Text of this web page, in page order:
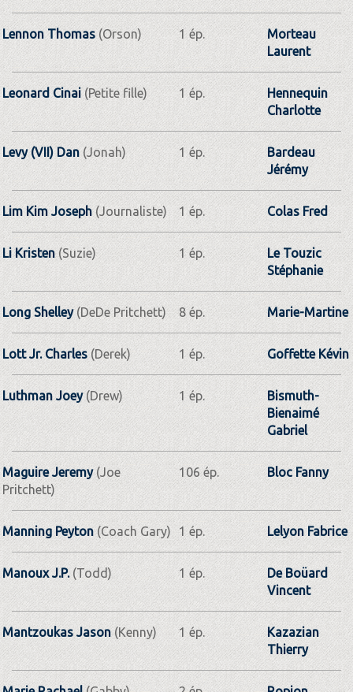
Lennon Thomas(Orson) 1 ép.
Morteau
Laurent
Leonard Cinai(Petite fille) 1 ép.
Hennequin
Charlotte
Levy (VII) Dan (Jonah) 1 ép.
Bardeau
Jérémy
Lim Kim Joseph(Journaliste) 1 ép. Colas Fred
Li Kristen(Suzie) 1 ép.
Le Touzic
Stéphanie
Long Shelley(DeDe Pritchett) 8 ép. Marie-Martine
Lott Jr. Charles (Derek) 1 ép. Goffette Kévin
Luthman Joey(Drew) 1 ép.
Bismuth-
Bienaimé
Gabriel
Maguire Jeremy(Joe
Pritchett)
106 ép. Bloc Fanny
Manning Peyton(Coach Gary) 1 ép. Lelyon Fabrice
Manoux J.P. (Todd) 1 ép.
De Boüard
Vincent
Mantzoukas Jason(Kenny) 1 ép.
Kazazian
Thierry